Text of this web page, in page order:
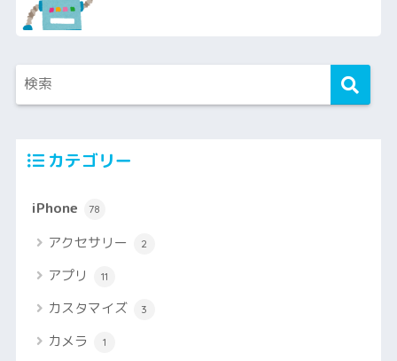
カテゴリー
iPhone 78
アクセサリー 2
アプリ 11
カスタマイズ 3
カメラ 1